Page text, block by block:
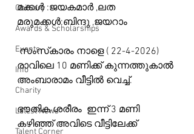
Obituary
Awards & Scholarships
Events
Info
Charity
Latest News
Talent Corner
മക്കൾ :ജയകമാർ ,ലത
മരുമക്കൾ:ബിന്ദു ,ജയറാം
സംസ്‌കാരം നാളെ ( 22-4-2026)
രാവിലെ 10 മണിക്ക് കുന്നത്തുകാൽ
അംബാരാമം വീട്ടിൽ വെച്ച്.
ഭൗതിക ശരീരം  ഇന്ന് 3 മണി
കഴിഞ്ഞ് അവിടെ വീട്ടിലേക്ക്